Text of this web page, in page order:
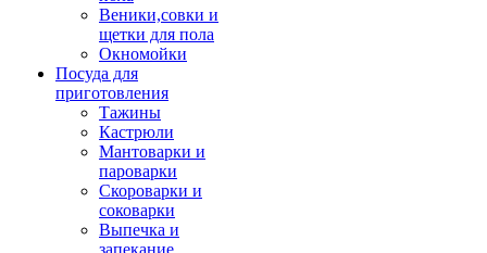
Веники,совки и
щетки для пола
Окномойки
Посуда для
приготовления
Тажины
Кастрюли
Мантоварки и
пароварки
Скороварки и
соковарки
Выпечка и
запекание